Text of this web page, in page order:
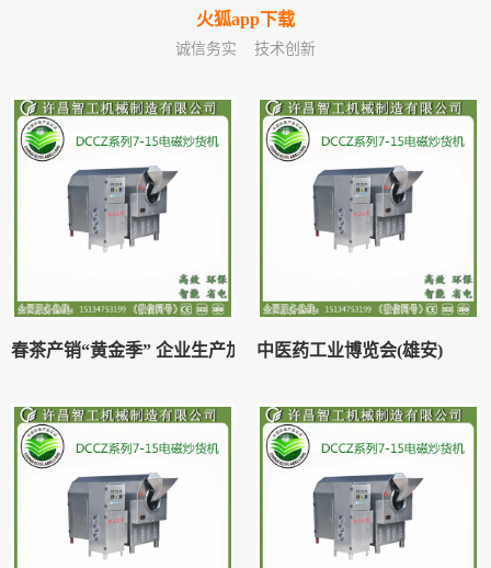
火狐app下载
诚信务实 技术创新
春茶产销“黄金季” 企业生产加工忙中医药工业博览会(雄安)